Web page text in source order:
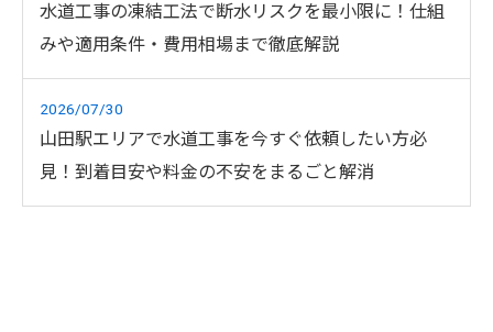
水道工事の凍結工法で断水リスクを最小限に！仕組
みや適用条件・費用相場まで徹底解説
2026/07/30
山田駅エリアで水道工事を今すぐ依頼したい方必
見！到着目安や料金の不安をまるごと解消